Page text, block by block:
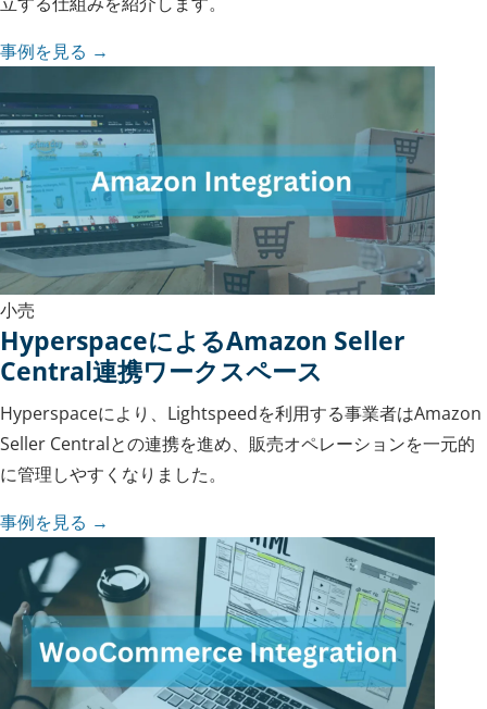
事例を見る →
小売
HyperspaceによるAmazon Seller
Central連携ワークスペース
Hyperspaceにより、Lightspeedを利用する事業者はAmazon
Seller Centralとの連携を進め、販売オペレーションを一元的
に管理しやすくなりました。
事例を見る →